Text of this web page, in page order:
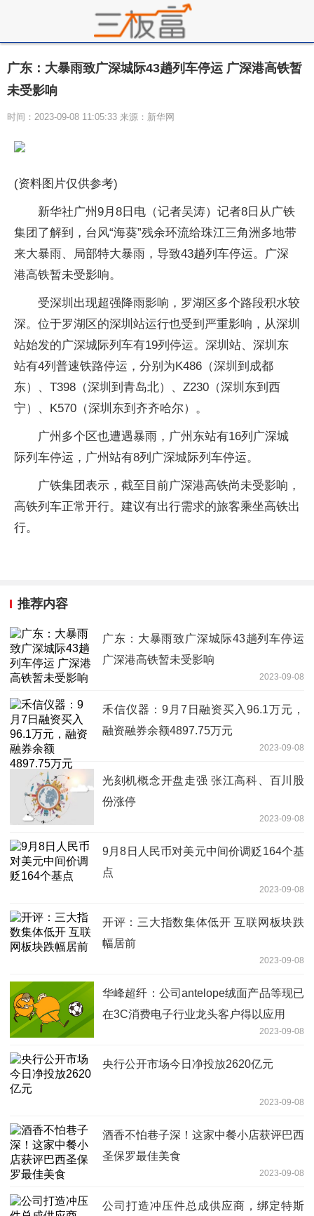
广东：大暴雨致广深城际43趟列车停运 广深港高铁暂
未受影响
时间：2023-09-08 11:05:33 来源：新华网
(资料图片仅供参考)
新华社广州9月8日电（记者吴涛）记者8日从广铁
集团了解到，台风“海葵”残余环流给珠江三角洲多地带
来大暴雨、局部特大暴雨，导致43趟列车停运。广深
港高铁暂未受影响。
受深圳出现超强降雨影响，罗湖区多个路段积水较
深。位于罗湖区的深圳站运行也受到严重影响，从深圳
站始发的广深城际列车有19列停运。深圳站、深圳东
站有4列普速铁路停运，分别为K486（深圳到成都
东）、T398（深圳到青岛北）、Z230（深圳东到西
宁）、K570（深圳东到齐齐哈尔）。
广州多个区也遭遇暴雨，广州东站有16列广深城
际列车停运，广州站有8列广深城际列车停运。
广铁集团表示，截至目前广深港高铁尚未受影响，
高铁列车正常开行。建议有出行需求的旅客乘坐高铁出
行。
推荐内容
广东：大暴雨致广深城际43趟列车停运
广深港高铁暂未受影响
2023-09-08
禾信仪器：9月7日融资买入96.1万元，
融资融券余额4897.75万元
2023-09-08
光刻机概念开盘走强 张江高科、百川股
份涨停
2023-09-08
9月8日人民币对美元中间价调贬164个基
点
2023-09-08
开评：三大指数集体低开 互联网板块跌
幅居前
2023-09-08
华峰超纤：公司antelope绒面产品等现已
在3C消费电子行业龙头客户得以应用
2023-09-08
央行公开市场今日净投放2620亿元
2023-09-08
酒香不怕巷子深！这家中餐小店获评巴西
圣保罗最佳美食
2023-09-08
公司打造冲压件总成供应商，绑定特斯